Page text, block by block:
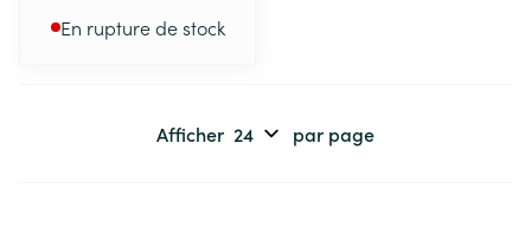
En rupture de stock
Afficher par page